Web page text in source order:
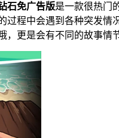
石免广告版是一款很热门
过程中会遇到各种突发
，更是会有不同的故事情